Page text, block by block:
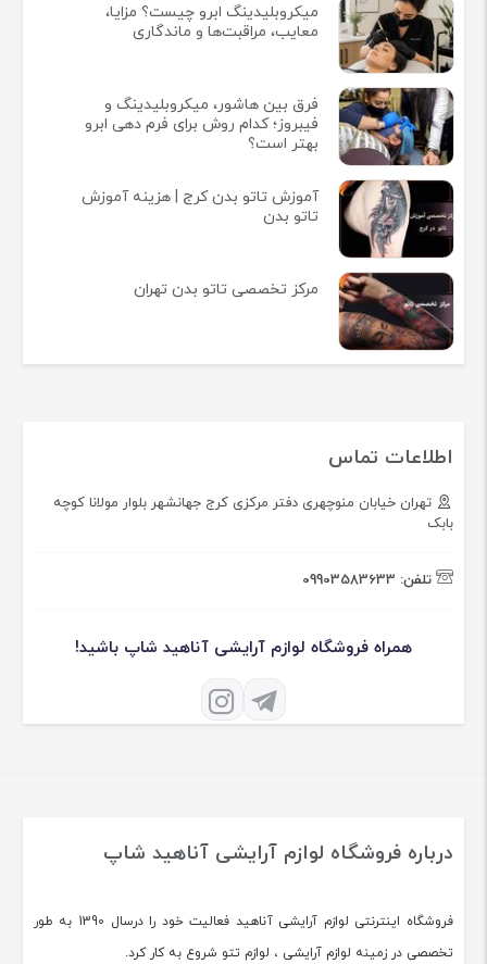
میکروبلیدینگ ابرو چیست؟ مزایا،
معایب، مراقبت‌ها و ماندگاری
فرق بین هاشور، میکروبلیدینگ و
فیبروز؛ کدام روش برای فرم دهی ابرو
بهتر است؟
آموزش تاتو بدن کرج | هزینه آموزش
تاتو بدن
مرکز تخصصی تاتو بدن تهران
اطلاعات تماس
تهران خیابان منوچهری دفتر مرکزی کرج جهانشهر بلوار مولانا کوچه
بابک
تلفن: 09903583633
همراه فروشگاه لوازم آرایشی آناهید شاپ باشید!
درباره فروشگاه لوازم آرایشی آناهید شاپ
فروشگاه اینترنتی لوازم آرایشی آناهید فعالیت خود را درسال 1390 به طور
تخصصی در زمینه لوازم آرایشی ، لوازم تتو شروع به کار کرد.